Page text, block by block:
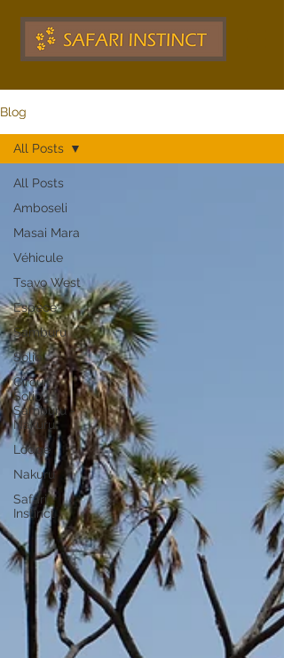
Blog
All Posts
Amboseli
Masai Mara
Véhicule
Tsavo West
Espèce
Samburu
Solio
Circuit
Solio -
Samburu -
Nakuru
Lodge
Nakuru
Safari
Instinct
All Posts